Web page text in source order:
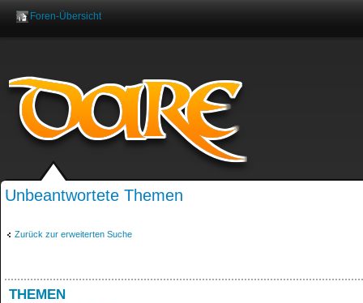
Foren-Übersicht
Unbeantwortete Themen
Zurück zur erweiterten Suche
THEMEN